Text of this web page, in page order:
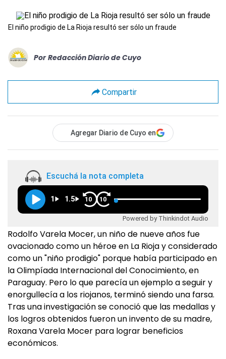
El niño prodigio de La Rioja resultó ser sólo un fraude
Por Redacción Diario de Cuyo
Compartir
Agregar Diario de Cuyo en
Escuchá la nota completa
1 1.5 10 10
Powered by Thinkindot Audio
Rodolfo Varela Mocer, un niño de nueve años fue
ovacionado como un héroe en La Rioja y considerado
como un "niño prodigio" porque había participado en
la Olimpíada Internacional del Conocimiento, en
Paraguay. Pero lo que parecía un ejemplo a seguir y
enorgullecía a los riojanos, terminó siendo una farsa.
Tras una investigación se conoció que las medallas y
los logros obtenidos fueron un invento de su madre,
Roxana Varela Mocer para lograr beneficios
económicos.